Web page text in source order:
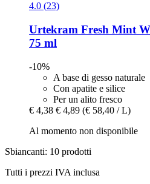
4.0 (23)
Urtekram Fresh Mint
75 ml
-10%
A base di gesso naturale
Con apatite e silice
Per un alito fresco
€ 4,38 € 4,89 (€ 58,40 / L)
Al momento non disponibile
Sbiancanti: 10 prodotti
Tutti i prezzi IVA inclusa